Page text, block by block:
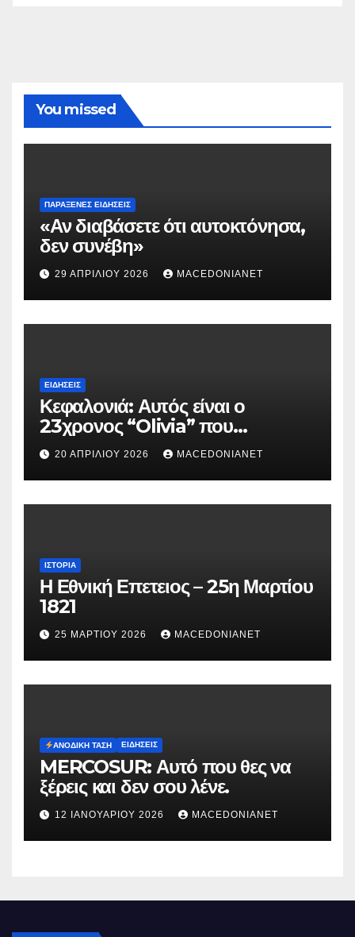
You missed
ΠΑΡΆΞΕΝΕΣ ΕΙΔΉΣΕΙΣ
«Αν διαβάσετε ότι αυτοκτόνησα,
δεν συνέβη»
29 ΑΠΡΙΛΊΟΥ 2026 MACEDONIANET
ΕΙΔΉΣΕΙΣ
Κεφαλονιά: Αυτός είναι ο
23χρονος “Olivia” που
κατηγορείται για τον θάνατο της
Μυρτούς
20 ΑΠΡΙΛΊΟΥ 2026 MACEDONIANET
ΙΣΤΟΡΊΑ
Η Εθνική Επετειος – 25η Μαρτίου
1821
25 ΜΑΡΤΊΟΥ 2026 MACEDONIANET
ΑΝΟΔΙΚΉ ΤΆΣΗ ΕΙΔΉΣΕΙΣ
MERCOSUR: Αυτό που θες να
ξέρεις και δεν σου λένε.
12 ΙΑΝΟΥΑΡΊΟΥ 2026 MACEDONIANET